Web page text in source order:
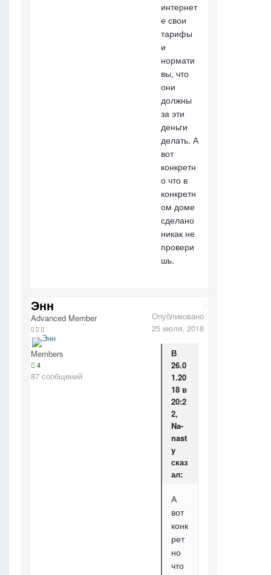
интернет
е свои
тарифы
и
нормати
вы, что
они
должны
за эти
деньги
делать. А
вот
конкретн
о что в
конкретн
ом доме
сделано
никак не
провери
шь.
Энн
Advanced Member
Members
4
87 сообщений
Опубликовано
25 июля, 2018
В
26.0
1.20
18 в
20:2
2,
Na-
nast
y
сказ
ал:
А
вот
конк
рет
но
что